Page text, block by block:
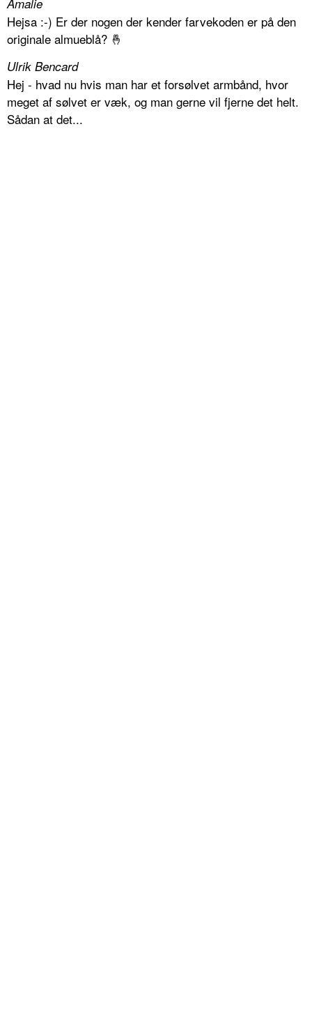
Amalie
Hejsa :-) Er der nogen der kender farvekoden er på den
originale almueblå? 🤞
Ulrik Bencard
Hej - hvad nu hvis man har et forsølvet armbånd, hvor
meget af sølvet er væk, og man gerne vil fjerne det helt.
Sådan at det...